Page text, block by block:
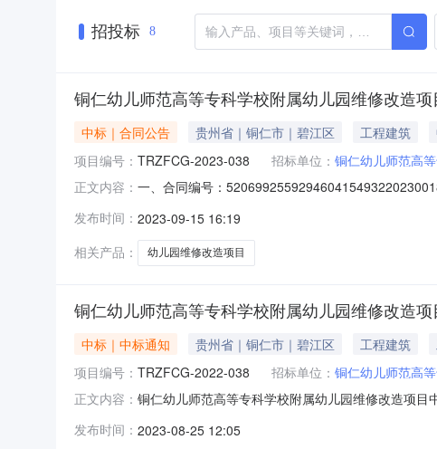
招投标 8
铜仁幼儿师范高等专科学校附属幼儿园维修改造
中标｜合同公告 贵州省｜铜仁市｜碧江区 工程建筑
项目编号： TRZFCG-2023-038 招标单位： 铜仁幼儿师范高
正文内容： 一、合同编号：
13595696498供应商（乙方）：贵州黔润达建筑有
发布时间： 2023-09-15 16:19
相关产品：
幼儿园维修改造项目
铜仁幼儿师范高等专科学校附属幼儿园维修改造
中标｜中标通知 贵州省｜铜仁市｜碧江区 工程建筑
项目编号： TRZFCG-2022-038 招标单位： 铜仁幼儿师范高
正文内容： 铜仁幼儿师范高等专科学校附属幼儿园维修改造项
4890000.00贵州黔润达建筑有限公司贵州省遵义市
发布时间： 2023-08-25 12:05